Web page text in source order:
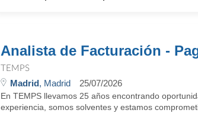
Analista de Facturación -
TEMPS
Madrid, Madrid 25/07/2026
En TEMPS llevamos 25 años encontrando
experiencia, somos solventes y estamos